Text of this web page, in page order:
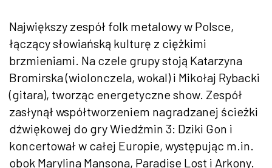
Największy zespół folk metalowy w Polsce,
łączący słowiańską kulturę z ciężkimi
brzmieniami. Na czele grupy stoją Katarzyna
Bromirska (wiolonczela, wokal) i Mikołaj Rybacki
(gitara), tworząc energetyczne show. Zespół
zasłynął współtworzeniem nagradzanej ścieżki
dźwiękowej do gry Wiedźmin 3: Dziki Gon i
koncertował w całej Europie, występując m.in.
obok Marylina Mansona, Paradise Lost i Arkony.